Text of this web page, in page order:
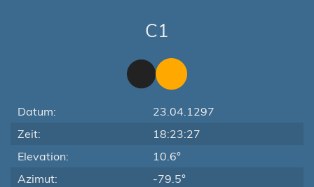
C1
Datum:
23.04.1297
Zeit:
18:23:27
Elevation:
10.6°
Azimut:
-79.5°